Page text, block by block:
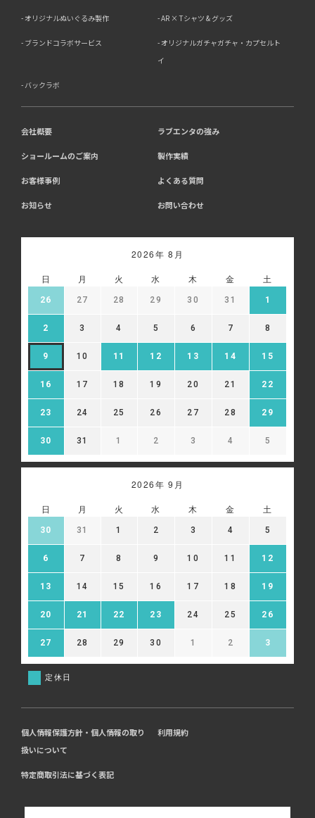
オリジナルぬいぐるみ製作 AR × Tシャツ & グッズ
ブランドコラボサービス
オリジナルガチャガチャ・カプセルト
イ
バックラボ
会社概要 ラブエンタの強み
ショールームのご案内 製作実績
お客様事例 よくある質問
お知らせ お問い合わせ
2026年 8月
日 月 火 水 木 金 土
26 27 28 29 30 31 1
2 3 4 5 6 7 8
9 10 11 12 13 14 15
16 17 18 19 20 21 22
23 24 25 26 27 28 29
30 31 1 2 3 4 5
2026年 9月
日 月 火 水 木 金 土
30 31 1 2 3 4 5
6 7 8 9 10 11 12
13 14 15 16 17 18 19
20 21 22 23 24 25 26
27 28 29 30 1 2 3
定休日
個人情報保護方針・個人情報の取り
扱いについて
利用規約
特定商取引法に基づく表記